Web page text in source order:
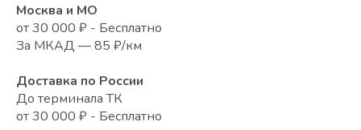
Москва и МО
от 30 000 ₽ - Бесплатно
За МКАД — 85 ₽/км
Доставка по России
До терминала ТК
от 30 000 ₽ - Бесплатно